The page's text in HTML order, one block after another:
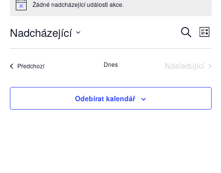
Žádné nadcházející události akce.
pro
hledání
a
Akce
Hledat
pro
Nadcházející
Vyberte
PředchozíAkce Dnes
Následující
Odebírat kalendář